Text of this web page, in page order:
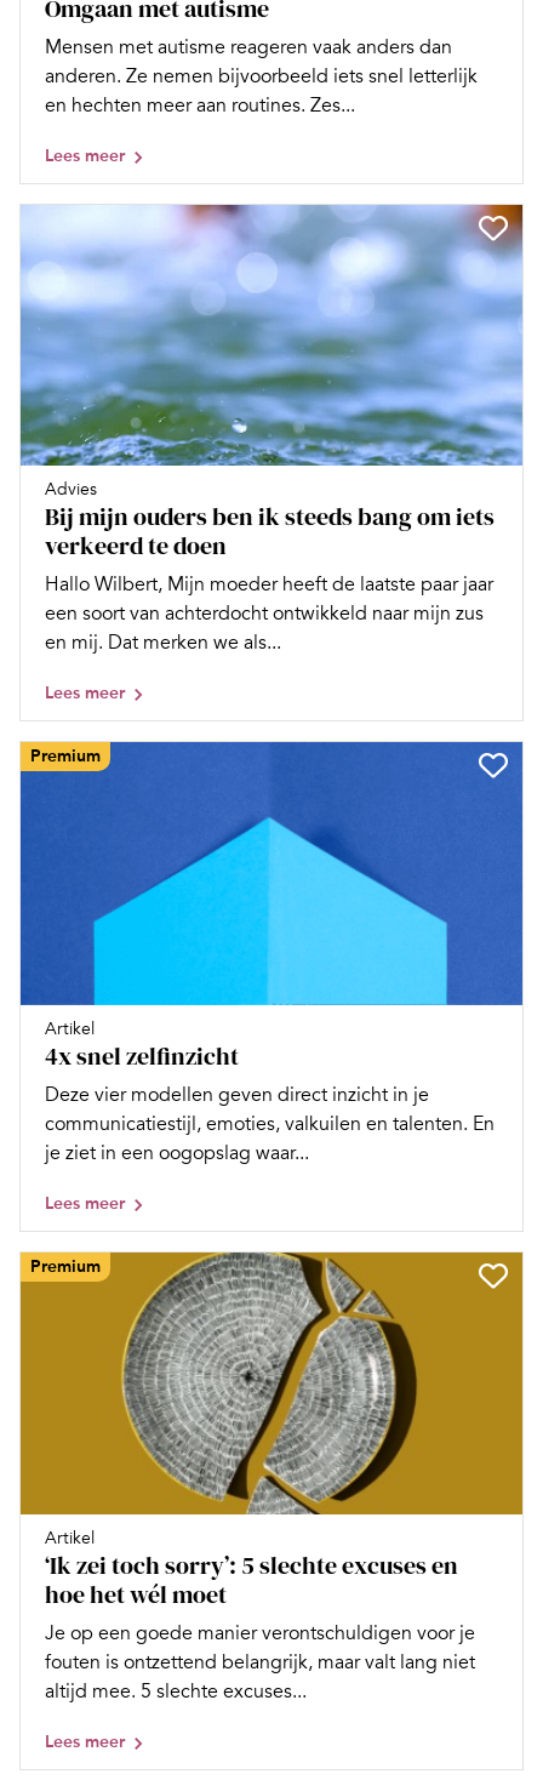
Omgaan met autisme
Mensen met autisme reageren vaak anders dan
anderen. Ze nemen bijvoorbeeld iets snel letterlijk
en hechten meer aan routines. Zes...
Lees meer
Advies
Bij mijn ouders ben ik steeds bang om iets
verkeerd te doen
Hallo Wilbert, Mijn moeder heeft de laatste paar jaar
een soort van achterdocht ontwikkeld naar mijn zus
en mij. Dat merken we als...
Lees meer
Premium
Artikel
4x snel zelfinzicht
Deze vier modellen geven direct inzicht in je
communicatiestijl, emoties, valkuilen en talenten. En
je ziet in een oogopslag waar...
Lees meer
Premium
Artikel
‘Ik zei toch sorry’: 5 slechte excuses en
hoe het wél moet
Je op een goede manier verontschuldigen voor je
fouten is ontzettend belangrijk, maar valt lang niet
altijd mee. 5 slechte excuses...
Lees meer